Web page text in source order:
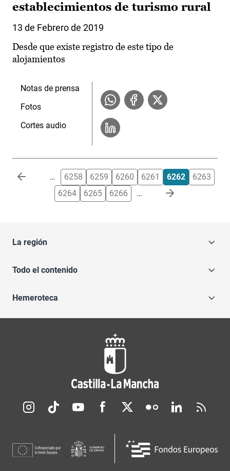
establecimientos de turismo rural
13 de Febrero de 2019
Desde que existe registro de este tipo de
alojamientos
Notas de prensa
Fotos
Cortes audio
Paginación … 6258 6259 6260 6261 6262
6263
6264
6265 6266 …
La región
Todo el contenido
Hemeroteca
Redes sociales JCCM